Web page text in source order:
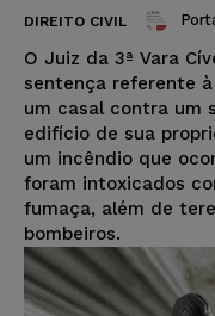
DIREITO CIVIL
O Juiz da 3ª Vara
sentença referente
um casal contra um
edifício de sua
um incêndio que
foram intoxicados
fumaça, além de
bombeiros.